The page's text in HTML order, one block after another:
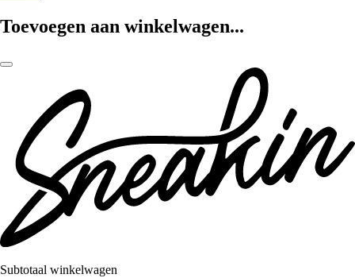
Toevoegen aan winkelwagen...
Subtotaal winkelwagen